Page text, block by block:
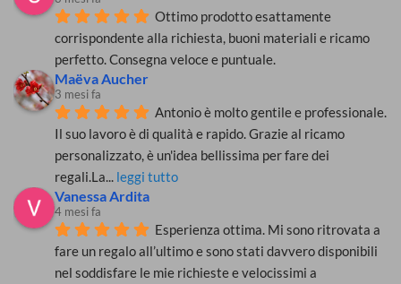
Ottimo prodotto esattamente
corrispondente alla richiesta, buoni materiali e ricamo
perfetto. Consegna veloce e puntuale.
Maëva Aucher
3 mesi fa
Antonio è molto gentile e professionale.
Il suo lavoro è di qualità e rapido. Grazie al ricamo
personalizzato, è un'idea bellissima per fare dei
regali.La... leggi tutto
Vanessa Ardita
4 mesi fa
Esperienza ottima. Mi sono ritrovata a
fare un regalo all’ultimo e sono stati davvero disponibili
nel soddisfare le mie richieste e velocissimi a